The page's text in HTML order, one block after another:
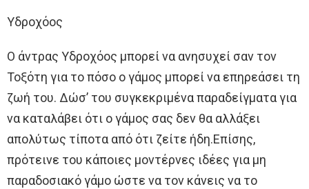
Υδροχόος
Ο άντρας Υδροχόος μπορεί να ανησυχεί σαν τον
Τοξότη για το πόσο ο γάμος μπορεί να επηρεάσει τη
ζωή του. Δώσ’ του συγκεκριμένα παραδείγματα για
να καταλάβει ότι ο γάμος σας δεν θα αλλάξει
απολύτως τίποτα από ότι ζείτε ήδη.Επίσης,
πρότεινε του κάποιες μοντέρνες ιδέες για μη
παραδοσιακό γάμο ώστε να τον κάνεις να το